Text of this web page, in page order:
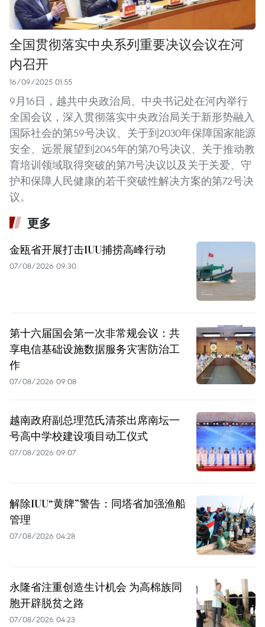
全国贯彻落实中央系列重要决议会议在河
内召开
16/09/2025 01:55
9月16日，越共中央政治局、中央书记处在河内举行
全国会议，深入贯彻落实中央政治局关于新形势融入
国际社会的第59号决议、关于到2030年保障国家能源
安全、远景展望到2045年的第70号决议、关于推动教
育培训领域取得突破的第71号决议以及关于关爱、守
护和保障人民健康的若干突破性解决方案的第72号决
议。
更多
金瓯省开展打击IUU捕捞高峰行动
07/08/2026 09:30
第十六届国会第一次非常规会议：共
享电信基础设施数据服务灾害防治工
作
07/08/2026 09:08
越南政府副总理范氏清茶出席南坛一
号高中学校建设项目动工仪式
07/08/2026 09:07
解除IUU“黄牌”警告：同塔省加强渔船
管理
07/08/2026 04:28
永隆省注重创造生计机会 为高棉族同
胞开辟脱贫之路
07/08/2026 04:23